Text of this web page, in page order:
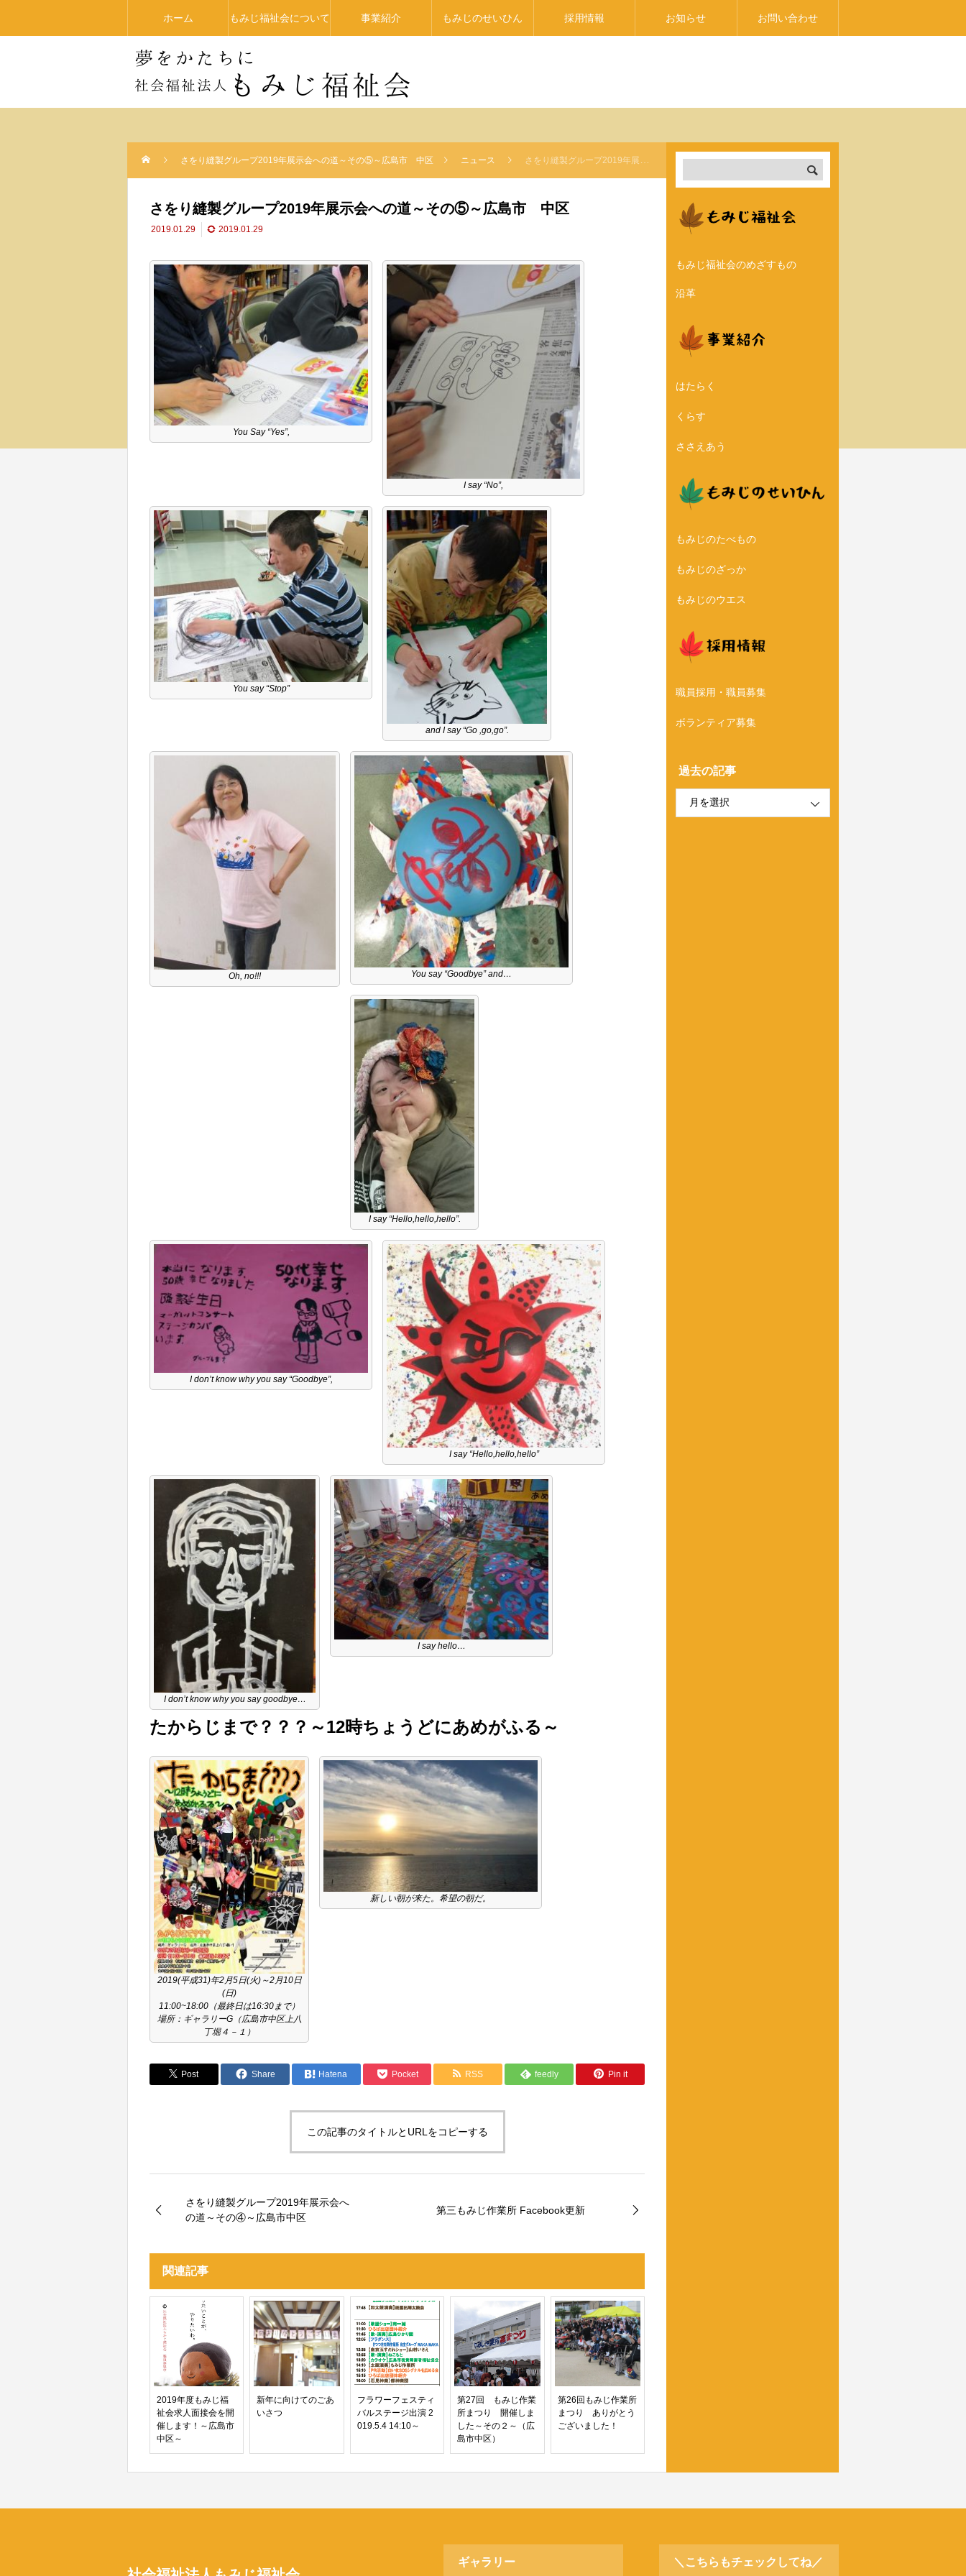
ホーム もみじ福祉会について 事業紹介 もみじのせいひん 採用情報 お知らせ お問い合わせ
さをり縫製グループ2019年展示会への道～その⑤～広島市 中区 ニュース さをり縫製グループ2019年展示会への道～その⑤～広島市 中区
さをり縫製グループ2019年展示会への道～その⑤～広島市 中区
2019.01.29 2019.01.29
You Say “Yes”,
I say “No”,
You say “Stop”
and I say “Go ,go,go”.
Oh, no!!! You say “Goodbye” and…
I say “Hello,hello,hello”.
I don’t know why you say “Goodbye”,
I say “Hello,hello,hello”
I don’t know why you say goodbye…
I say hello…
たからじまで？？？～12時ちょうどにあめがふる～
2019(平成31)年2月5日(火)～2月10日
(日)
11:00~18:00（最終日は16:30まで）
場所：ギャラリーG（広島市中区上八
丁堀４－１）
新しい朝が来た。希望の朝だ。
Post Share Hatena Pocket RSS feedly Pin it
この記事のタイトルとURLをコピーする
さをり縫製グループ2019年展示会へ
の道～その④～広島市中区
第三もみじ作業所 Facebook更新
関連記事
2019年度もみじ福
祉会求人面接会を開
催します！～広島市
中区～
新年に向けてのごあ
いさつ
フラワーフェスティ
バルステージ出演 2
019.5.4 14:10～
第27回 もみじ作業
所まつり 開催しま
した～その２～（広
島市中区）
第26回もみじ作業所
まつり ありがとう
ございました！
もみじ福祉会のめざすもの
沿革
はたらく
くらす
ささえあう
もみじのたべもの
もみじのざっか
もみじのウエス
職員採用・職員募集
ボランティア募集
過去の記事
ギャラリー ＼こちらもチェックしてね／